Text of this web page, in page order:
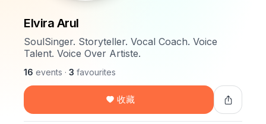
Elvira Arul
SoulSinger. Storyteller. Vocal Coach. Voice
Talent. Voice Over Artiste.
16 events · 3 favourites
收藏